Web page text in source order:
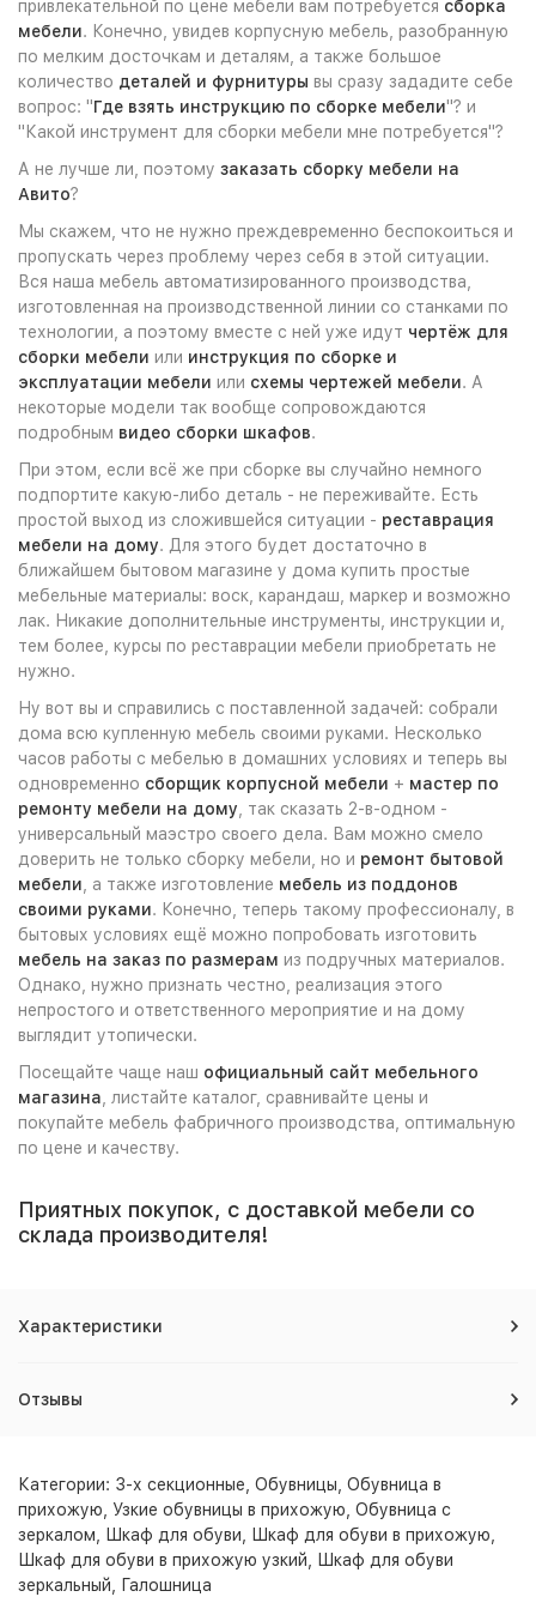
привлекательной по цене мебели вам потребуется сборка
мебели. Конечно, увидев корпусную мебель, разобранную
по мелким досточкам и деталям, а также большое
количество деталей и фурнитуры вы сразу зададите себе
вопрос: "Где взять инструкцию по сборке мебели"? и
"Какой инструмент для сборки мебели мне потребуется"?
А не лучше ли, поэтому заказать сборку мебели на
Авито?
Мы скажем, что не нужно преждевременно беспокоиться и
пропускать через проблему через себя в этой ситуации.
Вся наша мебель автоматизированного производства,
изготовленная на производственной линии со станками по
технологии, а поэтому вместе с ней уже идут чертёж для
сборки мебели или инструкция по сборке и
эксплуатации мебели или схемы чертежей мебели. А
некоторые модели так вообще сопровождаются
подробным видео сборки шкафов.
При этом, если всё же при сборке вы случайно немного
подпортите какую-либо деталь - не переживайте. Есть
простой выход из сложившейся ситуации - реставрация
мебели на дому. Для этого будет достаточно в
ближайшем бытовом магазине у дома купить простые
мебельные материалы: воск, карандаш, маркер и возможно
лак. Никакие дополнительные инструменты, инструкции и,
тем более, курсы по реставрации мебели приобретать не
нужно.
Ну вот вы и справились с поставленной задачей: собрали
дома всю купленную мебель своими руками. Несколько
часов работы с мебелью в домашних условиях и теперь вы
одновременно сборщик корпусной мебели + мастер по
ремонту мебели на дому , так сказать 2-в-одном -
универсальный маэстро своего дела. Вам можно смело
доверить не только сборку мебели, но и ремонт бытовой
мебели , а также изготовление мебель из поддонов
своими руками. Конечно, теперь такому профессионалу, в
бытовых условиях ещё можно попробовать изготовить
мебель на заказ по размерам из подручных материалов.
Однако, нужно признать честно, реализация этого
непростого и ответственного мероприятие и на дому
выглядит утопически.
Посещайте чаще наш официальный сайт мебельного
магазина , листайте каталог, сравнивайте цены и
покупайте мебель фабричного производства, оптимальную
по цене и качеству.
Приятных покупок, с доставкой мебели со
склада производителя!
Характеристики
Отзывы
Категории: 3-х секционные Обувницы Обувница в
прихожую
Узкие обувницы в прихожую Обувница с
зеркалом
Шкаф для обуви Шкаф для обуви в прихожую
Шкаф для обуви в прихожую узкий
Шкаф для обуви
зеркальный
Галошница